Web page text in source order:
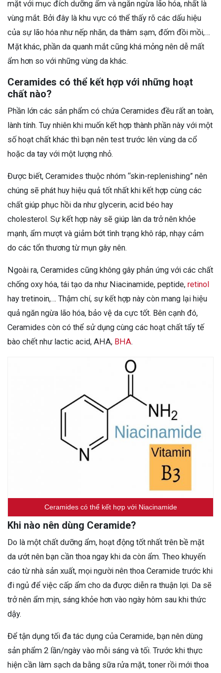
mặt với mục đích dưỡng ẩm và ngăn ngừa lão hóa, nhất là
vùng mắt. Bởi đây là khu vực có thể thấy rõ các dấu hiệu
của sự lão hóa như nếp nhăn, da thâm sạm, đốm đồi mồi,…
Mặt khác, phần da quanh mắt cũng khá mỏng nên dễ mất
ẩm hơn so với những vùng da khác.
Ceramides có thể kết hợp với những hoạt
chất nào?
Phần lớn các sản phẩm có chứa Ceramides đều rất an toàn,
lành tính. Tuy nhiên khi muốn kết hợp thành phần này với một
số hoạt chất khác thì bạn nên test trước lên vùng da cổ
hoặc da tay với một lượng nhỏ.
Được biết, Ceramides thuộc nhóm “skin-replenishing” nên
chúng sẽ phát huy hiệu quả tốt nhất khi kết hợp cùng các
chất giúp phục hồi da như glycerin, acid béo hay
cholesterol. Sự kết hợp này sẽ giúp làn da trở nên khỏe
mạnh, ẩm mượt và giảm bớt tình trạng khô ráp, nhạy cảm
do các tổn thương từ mụn gây nên.
Ngoài ra, Ceramides cũng không gây phản ứng với các chất
chống oxy hóa, tái tạo da như Niacinamide, peptide, retinol
hay tretinoin,… Thậm chí, sự kết hợp này còn mang lại hiệu
quả ngăn ngừa lão hóa, bảo vệ da cực tốt. Bên cạnh đó,
Ceramides còn có thể sử dụng cùng các hoạt chất tẩy tế
bào chết như lactic acid, AHA, BHA.
Ceramides có thể kết hợp với Niacinamide
Khi nào nên dùng Ceramide?
Do là một chất dưỡng ẩm, hoạt động tốt nhất trên bề mặt
da ướt nên bạn cần thoa ngay khi da còn ẩm. Theo khuyến
cáo từ nhà sản xuất, mọi người nên thoa Ceramide trước khi
đi ngủ để việc cấp ẩm cho da được diễn ra thuận lợi. Da sẽ
trở nên ẩm mịn, sáng khỏe hơn vào ngày hôm sau khi thức
dậy.
Để tận dụng tối đa tác dụng của Ceramide, bạn nên dùng
sản phẩm 2 lần/ngày vào mỗi sáng và tối. Trước khi thực
hiện cần làm sạch da bằng sữa rửa mặt, toner rồi mới thoa